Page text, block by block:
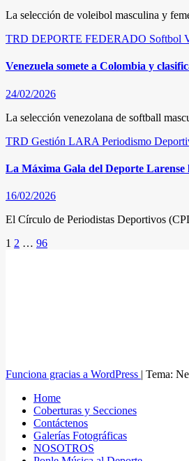
La selección de voleibol masculina y
TRD DEPORTE FEDERADO Softbol
Venezuela somete a Colombia y
24/02/2026
La selección venezolana de softball
TRD Gestión LARA Periodismo
La Máxima Gala del Deporte Larense
16/02/2026
El Círculo de Periodistas Deportivos
Posts
1 2 … 96
Funciona gracias a WordPress | Tema:
Home
Coberturas y Secciones
Contáctenos
Galerías Fotográficas
NOSOTROS